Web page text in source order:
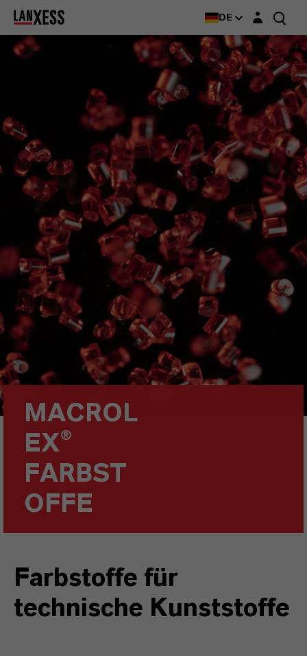
DE Login-Maske
MACROL
EX®
FARBST
OFFE
Farbstoffe für
technische Kunststoffe